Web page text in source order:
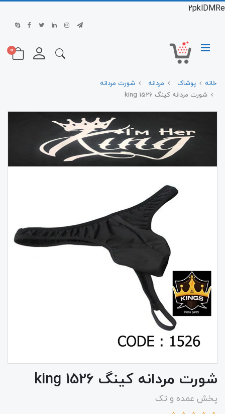
2pklDMRe
0
خانه پوشاک مردانه
شورت مردانه
شورت مردانه کینگ 1526 king
شورت مردانه کینگ 1526 king
پخش عمده و تک